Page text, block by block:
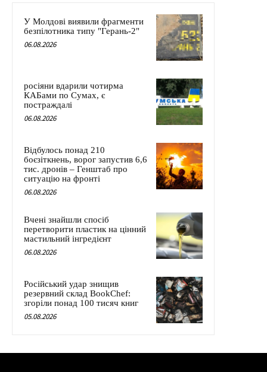
У Молдові виявили фрагменти
безпілотника типу "Герань-2"
06.08.2026
росіяни вдарили чотирма
КАБами по Сумах, є
постраждалі
06.08.2026
Відбулось понад 210
боєзіткнень, ворог запустив 6,6
тис. дронів – Генштаб про
ситуацію на фронті
06.08.2026
Вчені знайшли спосіб
перетворити пластик на цінний
мастильний інгредієнт
06.08.2026
Російський удар знищив
резервний склад BookChef:
згоріли понад 100 тисяч книг
05.08.2026